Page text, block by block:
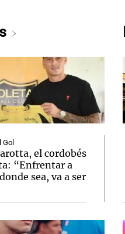
Gol
el cordobés
“Enfrentar a
sea, va a ser